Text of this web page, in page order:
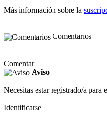
Más información sobre la
Comentarios
Comentar
Aviso
Necesitas estar registrado/a para
Identificarse